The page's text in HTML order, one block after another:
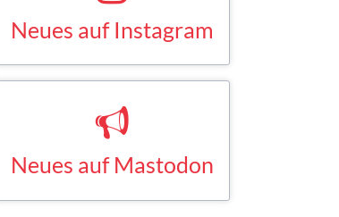
Saskia Esken bei Instagram
INSTAGRAM
Neues auf Mastodon
Saskia Esken bei Mastodon
MASTODON